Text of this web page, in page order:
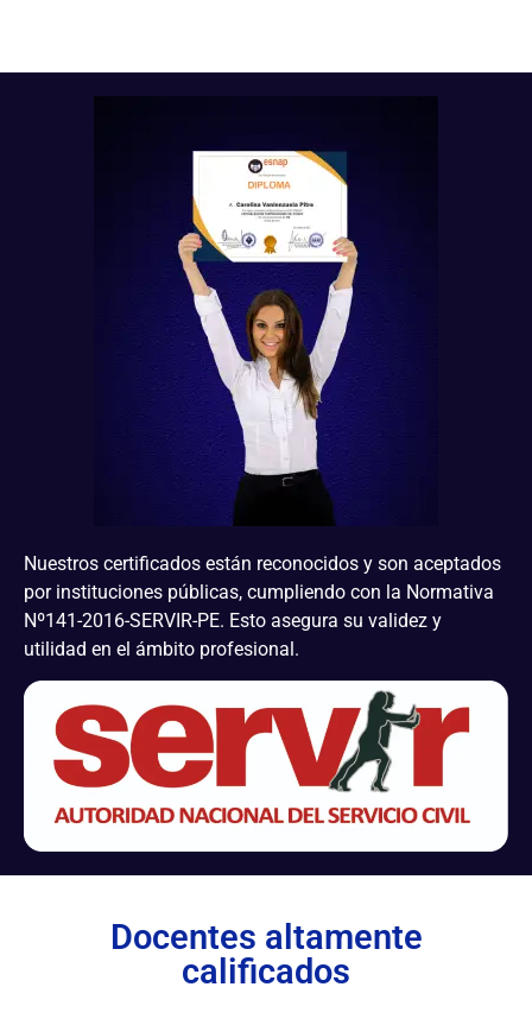
Nuestros certificados están reconocidos y son aceptados
por instituciones públicas, cumpliendo con la Normativa
Nº141-2016-SERVIR-PE. Esto asegura su validez y
utilidad en el ámbito profesional.
Docentes altamente
calificados